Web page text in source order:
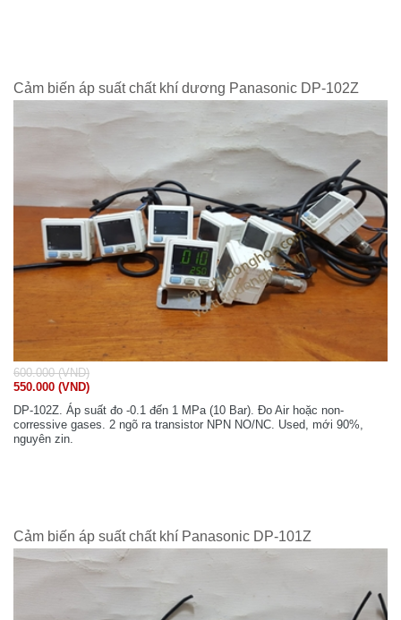
Cảm biến áp suất chất khí dương Panasonic DP-102Z
600.000 (VND)
550.000 (VND)
DP-102Z. Áp suất đo -0.1 đến 1 MPa (10 Bar). Đo Air hoặc non-
corressive gases. 2 ngõ ra transistor NPN NO/NC. Used, mới 90%,
nguyên zin.
Cảm biến áp suất chất khí Panasonic DP-101Z